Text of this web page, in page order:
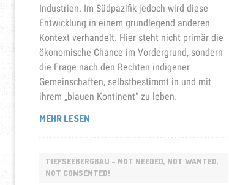
Industrien. Im Südpazifik jedoch wird diese
Entwicklung in einem grundlegend anderen
Kontext verhandelt. Hier steht nicht primär die
ökonomische Chance im Vordergrund, sondern
die Frage nach den Rechten indigener
Gemeinschaften, selbstbestimmt in und mit
ihrem „blauen Kontinent“ zu leben.
MEHR LESEN„TIEFSEEBERGBAU
TIEFSEEBERGBAU - NOT NEEDED, NOT WANTED,
NOT CONSENTED!